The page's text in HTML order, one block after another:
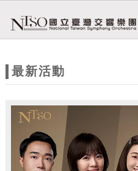
站
題
最新活動